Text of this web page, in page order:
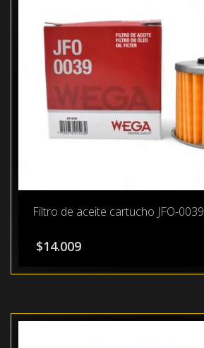
Filtro de aceite cartucho JFO-0039
$14.009